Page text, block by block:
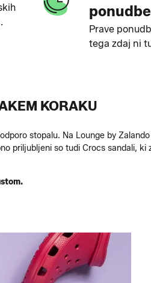
ponudbe
Prave
tega zdaj ni
KORAKU
stopalu. Na Lounge by
priljubljeni so tudi Crocs sandali, ki